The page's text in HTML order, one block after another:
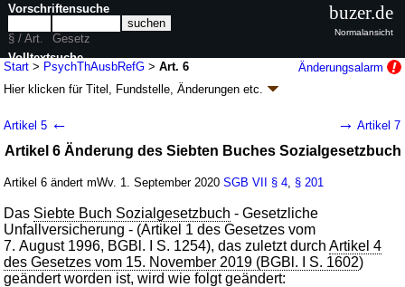
Start > PsychThAusbRefG >Art. 6
Änderungsalarm
Hier klicken fürTitel, Fundstelle, Änderungen etc.
Psychotherapeutenausbildung
(PsychThAusbRefGk.a.Abk. )
G. v. 15.11.2019BGBl. I S. 1604(Nr. 40); Geltung ab 01.09.2020,
Artikel 12
17 Änderungen
| Drucksachen / Entwurf / Begründung |
wird in 1 Vorschrift zitiert
Artikel 5 ← → Artikel 7
Artikel 6 Änderung des Siebten Buches Sozialgesetzbuch
Artikel 6 ändert mWv. 1. September 2020SGB VII § 4 § 201
Das Siebte Buch Sozialgesetzbuch - Gesetzliche
Unfallversicherung - (Artikel 1 des Gesetzes vom
7. August 1996, BGBl. I S. 1254), das zuletzt durchArtikel 4
des Gesetzes vom 15. November 2019 (BGBl. I S. 1602)
geändert worden ist, wird wie folgt geändert:
Vorschriftensuche
§ / Art.
Gesetz
Volltextsuche
nur in PsychThAusbRefG
buzer.de
Normalansicht